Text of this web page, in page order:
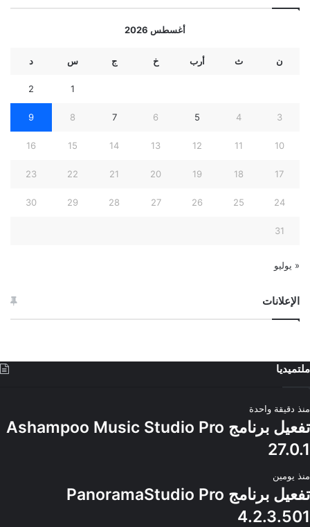
أغسطس 2026
ن ث أرب خ ج س د
1
2
3
4
5
6
7
8
9
10
11
12
13
14
15
16
17
18
19
20
21
22
23
24
25
26
27
28
29
30
31
« يوليو
الإعلانات
ملتميديا
منذ دقيقة واحدة
تفعيل برنامج Ashampoo Music Studio Pro
27.0.1
منذ يومين
تفعيل برنامج PanoramaStudio Pro
4.2.3.501